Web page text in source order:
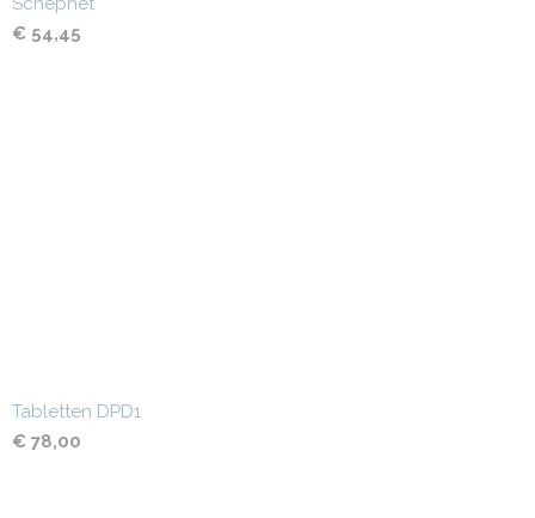
€ 54,45
Tabletten DPD1
€ 78,00